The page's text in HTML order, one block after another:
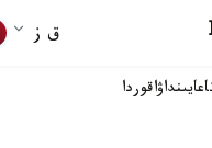
ق ز
اقوردا